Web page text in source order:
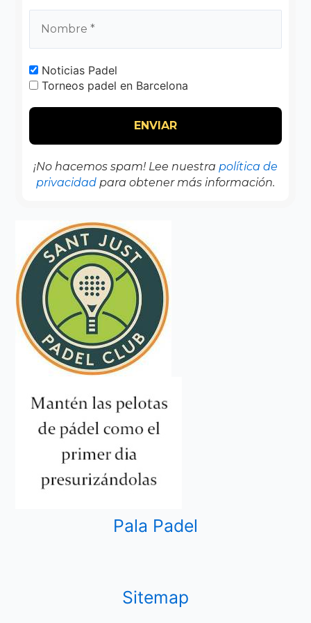
Noticias Padel
Torneos padel en Barcelona
¡No hacemos spam! Lee nuestra política de
privacidad para obtener más información.
Pala Padel
Sitemap